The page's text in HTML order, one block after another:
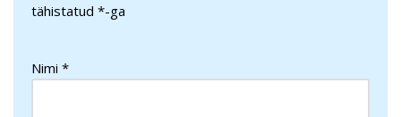
tähistatud *-ga
Nimi *